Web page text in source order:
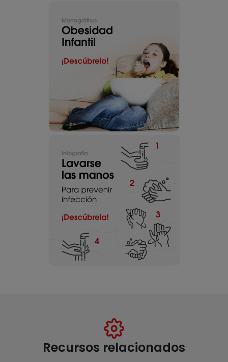
Recursos relacionados